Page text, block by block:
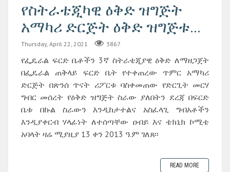
የስትራቴጂካዊ ዕቅድ ዝግጅት
አማካሪ ድርጅት ዕቅድ ዝግጅቱ...
Thursday, April 22, 2021 3867
የፌዴራል ፍርድ ቤቶችን 3ኛ ስትራቴጂያዊ ዕቅድ ለማዘጋጀት
በፌዴራል ጠቅላይ ፍርድ ቤት የተቀጠረው ጥምር አማካሪ
ድርጅት በጽንሰ ጥናት ሪፖርቱ ባስቀመጠው የድርጊት መርሃ
ግብር መሰረት የዕቅድ ዝግጅት ስራው ያለበትን ደረጃ በፍርድ
ቤቱ በኩል ስራውን እንዲከታተልና አስፈላጊ ግብአቶችን
እንዲያቀርብ ሃላፊነት ለተሰጣቸው ዐብይ እና ቴክኒክ ኮሚቴ
አባላት ዛሬ ሚያዚያ 13 ቀን 2013 ዓ.ም ገለጸ፡፡
READ MORE